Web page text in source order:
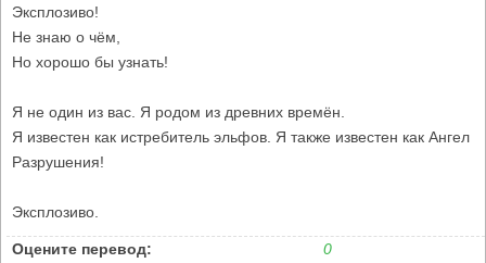
Эксплозиво!
Не знаю о чём,
Но хорошо бы узнать!
Я не один из вас. Я родом из древних времён.
Я известен как истребитель эльфов. Я также известен как Ангел
Разрушения!
Эксплозиво.
Оцените перевод: 0